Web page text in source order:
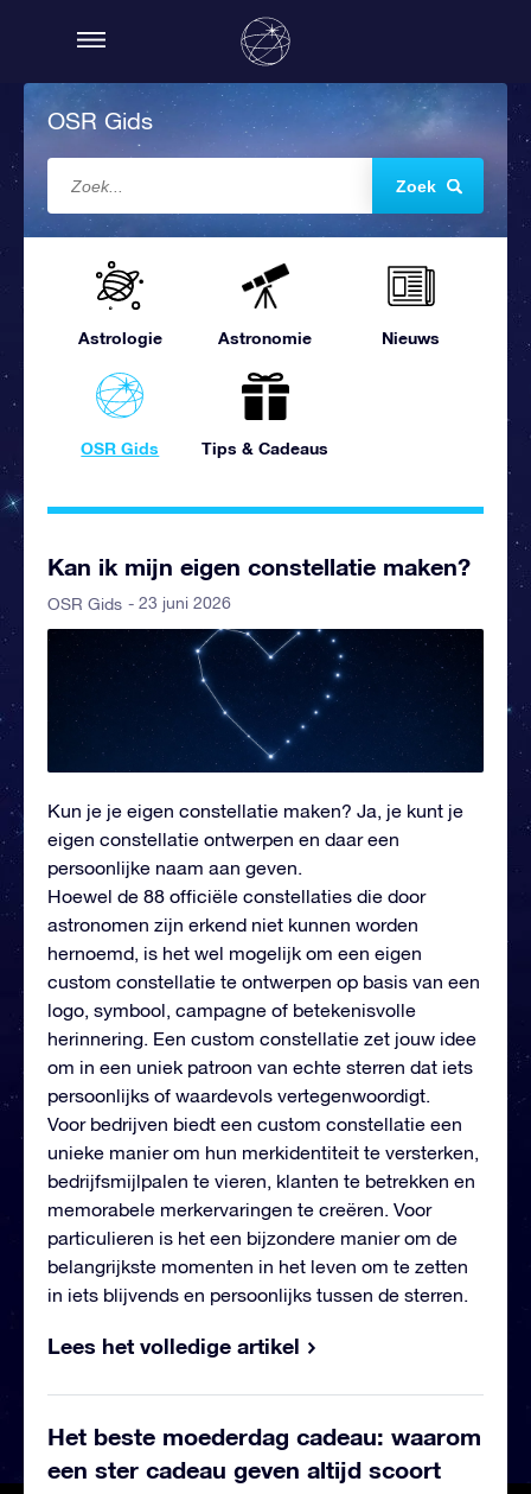
OSR Gids
Zoek
Astrologie Astronomie Nieuws
OSR Gids Tips & Cadeaus
Kan ik mijn eigen constellatie maken?
OSR Gids - 23 juni 2026
Kun je je eigen constellatie maken? Ja, je kunt je
eigen constellatie ontwerpen en daar een
persoonlijke naam aan geven.
Hoewel de 88 officiële constellaties die door
astronomen zijn erkend niet kunnen worden
hernoemd, is het wel mogelijk om een eigen
custom constellatie te ontwerpen op basis van een
logo, symbool, campagne of betekenisvolle
herinnering. Een custom constellatie zet jouw idee
om in een uniek patroon van echte sterren dat iets
persoonlijks of waardevols vertegenwoordigt.
Voor bedrijven biedt een custom constellatie een
unieke manier om hun merkidentiteit te versterken,
bedrijfsmijlpalen te vieren, klanten te betrekken en
memorabele merkervaringen te creëren. Voor
particulieren is het een bijzondere manier om de
belangrijkste momenten in het leven om te zetten
in iets blijvends en persoonlijks tussen de sterren.
Lees het volledige artikel
Het beste moederdag cadeau: waarom
een ster cadeau geven altijd scoort